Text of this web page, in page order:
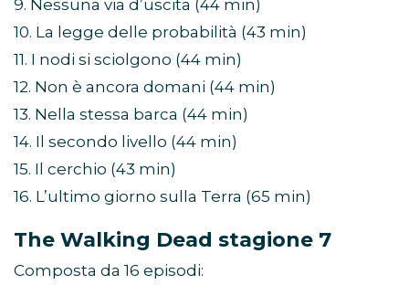
9. Nessuna via d’uscita (44 min)
10. La legge delle probabilità (43 min)
11. I nodi si sciolgono (44 min)
12. Non è ancora domani (44 min)
13. Nella stessa barca (44 min)
14. Il secondo livello (44 min)
15. Il cerchio (43 min)
16. L’ultimo giorno sulla Terra (65 min)
The Walking Dead stagione 7
Composta da 16 episodi: